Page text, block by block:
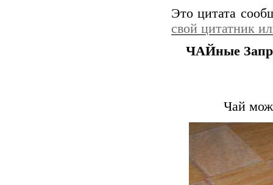
Это цитата
свой цитатник
ЧАЙные
Чай